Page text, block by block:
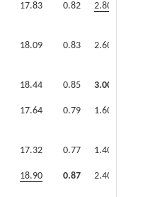
17.83 0.82 2.80
18.09 0.83 2.60
18.44 0.85 3.00
17.64 0.79 1.60
17.32 0.77 1.40
18.90 0.87 2.40